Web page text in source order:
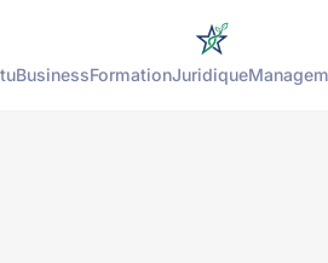
BusinessFormationJuridique